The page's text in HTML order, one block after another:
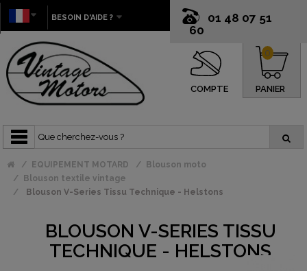
01 48 07 51
60
BESOIN D'AIDE ?
COMPTE PANIER
0
EQUIPEMENT MOTARD
Blouson moto
Blouson textile vintage
Blouson V-Series Tissu Technique - Helstons
BLOUSON V-SERIES TISSU
TECHNIQUE - HELSTONS